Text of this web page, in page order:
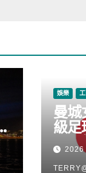
娛樂
曼城
級足
Axi
根源
2026